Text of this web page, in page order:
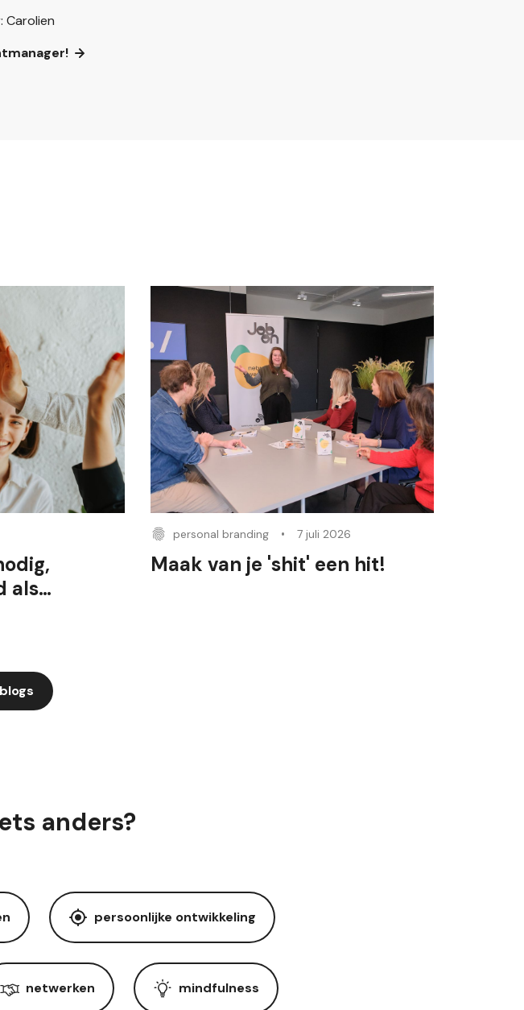
Carolien
als
personal branding 7 juli 2026
Maak van je 'shit' een hit!
anders?
persoonlijke ontwikkeling
netwerken mindfulness